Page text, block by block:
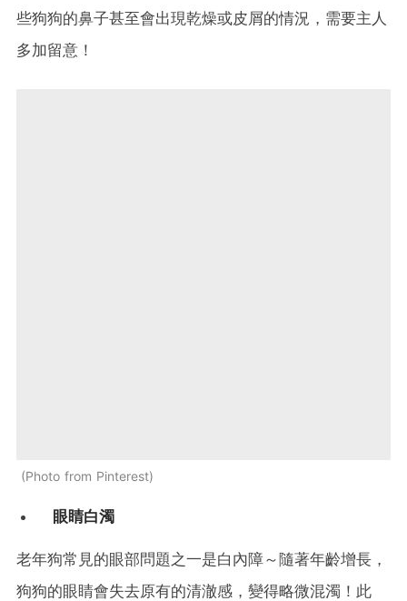
些狗狗的鼻子甚至會出現乾燥或皮屑的情況，需要主人
多加留意！
Photo from Pinterest
眼睛白濁
老年狗常見的眼部問題之一是白內障～隨著年齡增長，
狗狗的眼睛會失去原有的清澈感，變得略微混濁！此